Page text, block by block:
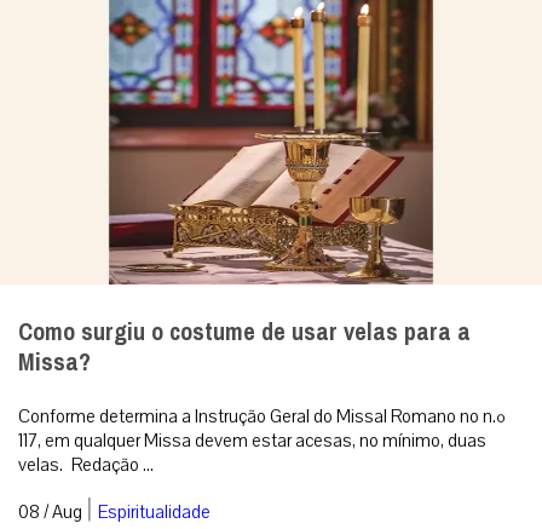
Como surgiu o costume de usar velas para a
Missa?
Conforme determina a Instrução Geral do Missal Romano no n.º
117, em qualquer Missa devem estar acesas, no mínimo, duas
velas. Redação ...
08 / Aug | Espiritualidade